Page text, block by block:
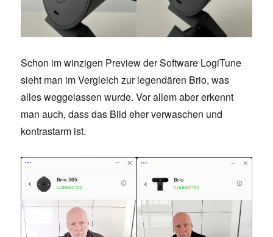
Schon im winzigen Preview der Software LogiTune
sieht man im Vergleich zur legendären Brio, was
alles weggelassen wurde. Vor allem aber erkennt
man auch, dass das Bild eher verwaschen und
kontrastarm ist.